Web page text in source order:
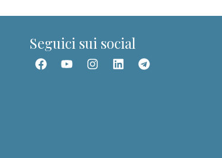
Seguici sui social
📚 Trova un corso 🎥 Webinar